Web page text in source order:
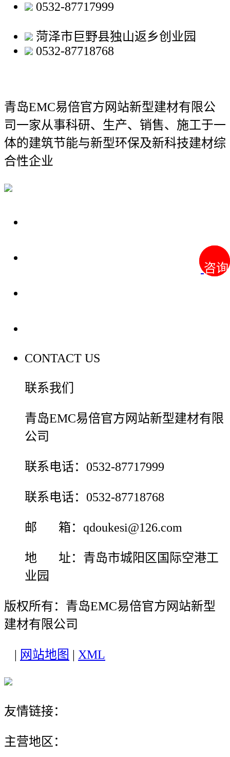
咨询
咨询
0532-87717999
菏泽市巨野县独山返乡创业园
0532-87718768
青岛EMC易倍官方网站新型建材有限公
司一家从事科研、生产、销售、施工于一
体的建筑节能与新型环保及新科技建材综
合性企业
CONTACT US
联系我们
青岛EMC易倍官方网站新型建材有限
公司
联系电话：0532-87717999
联系电话：0532-87718768
邮 箱：qdoukesi@126.com
地 址：青岛市城阳区国际空港工
业园
版权所有：青岛EMC易倍官方网站新型
建材有限公司
网站地图 XML
友情链接：
主营地区：